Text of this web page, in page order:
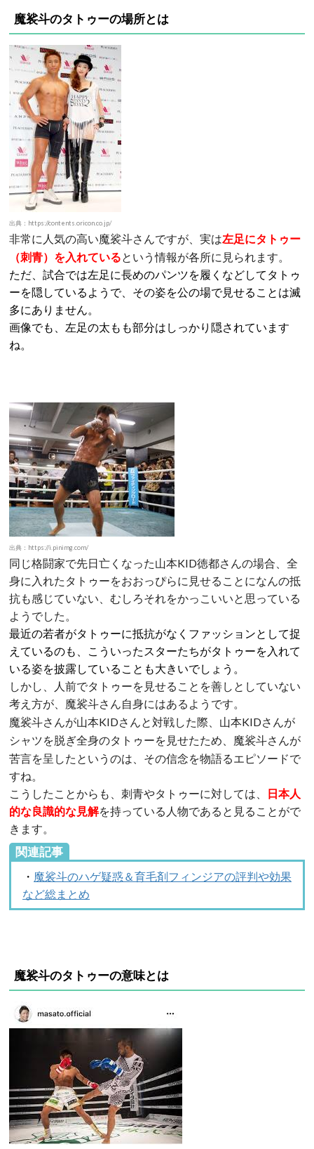
魔裟斗のタトゥーの場所とは
出典：https://contents.oricon.co.jp/
非常に人気の高い魔裟斗さんですが、実は左足にタトゥー
（刺青）を入れているという情報が各所に見られます。
ただ、試合では左足に長めのパンツを履くなどしてタトゥ
ーを隠しているようで、その姿を公の場で見せることは滅
多にありません。
画像でも、左足の太もも部分はしっかり隠されています
ね。
出典：https://i.pinimg.com/
同じ格闘家で先日亡くなった山本KID徳都さんの場合、全
身に入れたタトゥーをおおっぴらに見せることになんの抵
抗も感じていない、むしろそれをかっこいいと思っている
ようでした。
最近の若者がタトゥーに抵抗がなくファッションとして捉
えているのも、こういったスターたちがタトゥーを入れて
いる姿を披露していることも大きいでしょう。
しかし、人前でタトゥーを見せることを善しとしていない
考え方が、
魔裟斗さん自身にはあるようです。
魔裟斗さんが山本KIDさんと対戦した際、山本KIDさんが
シャツを脱ぎ全身のタトゥーを見せたため、
魔裟斗さんが
苦言を呈したというのは、その信念を物語るエピソードで
すね。
こうしたことからも、刺青やタトゥーに対しては、
日本人
的な良識的な見解を持っている人物であると見ることがで
きます。
関連記事
・ 魔裟斗のハゲ疑惑＆育毛剤フィンジアの評判や効果
など総まとめ
魔裟斗のタトゥーの意味とは